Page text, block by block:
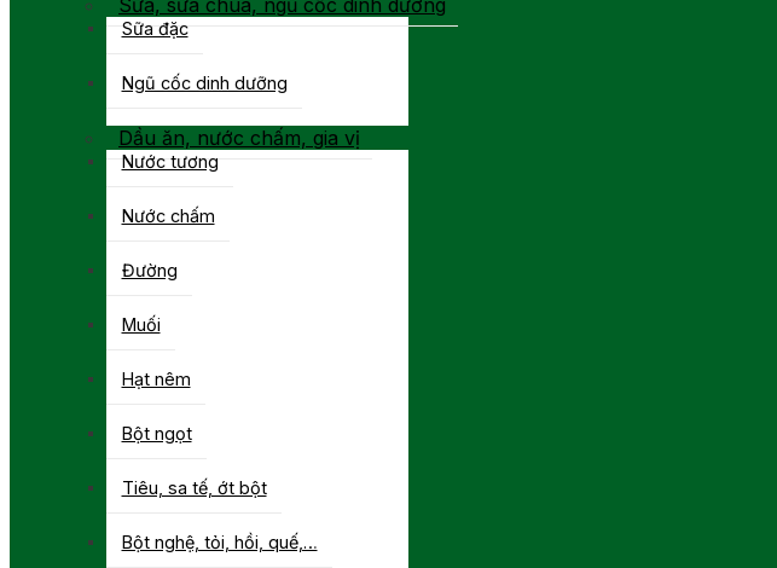
Sữa, sữa chua, ngũ cốc dinh dưỡng
Sữa đặc
Ngũ cốc dinh dưỡng
Dầu ăn, nước chấm, gia vị
Nước tương
Nước chấm
Đường
Muối
Hạt nêm
Bột ngọt
Tiêu, sa tế, ớt bột
Bột nghệ, tỏi, hồi, quế,…